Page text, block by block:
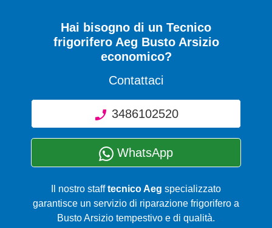
Hai bisogno di un Tecnico
frigorifero Aeg Busto Arsizio
economico?
Contattaci
3486102520
WhatsApp
Il nostro stafftecnico Aeg specializzato
garantisce un servizio di riparazione frigorifero a
Busto Arsizio tempestivo e di qualità.